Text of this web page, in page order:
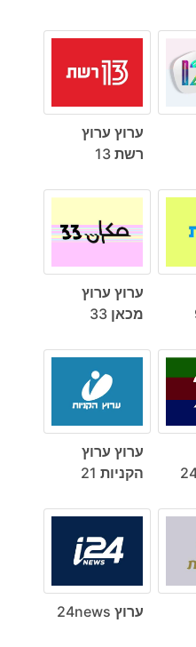
ערוץ ערוץ
רשת 13
ערוץ ערוץ
מכאן 33
ערוץ ערוץ
הקניות 21
ערוץ 24news